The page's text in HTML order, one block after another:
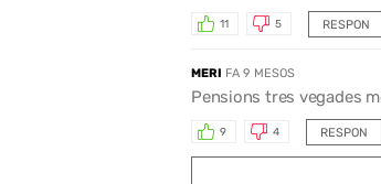
RESPON
11 5
MERI FA 9 MESOS
Pensions tres vegades
RESPON
9 4